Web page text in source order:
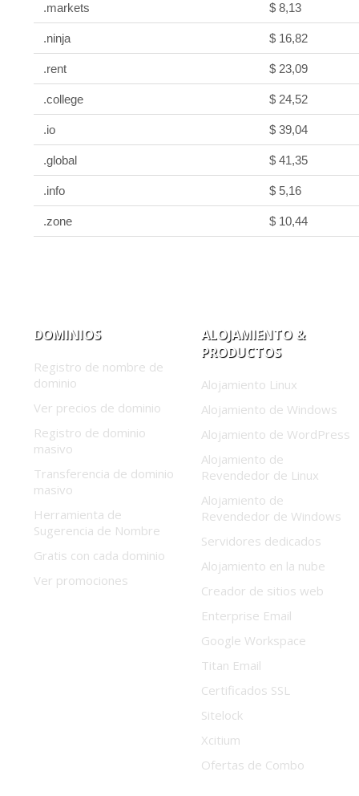
.markets $ 8,13
.ninja $ 16,82
.rent $ 23,09
.college $ 24,52
.io $ 39,04
.global $ 41,35
.info $ 5,16
.zone $ 10,44
DOMINIOS
Registro de nombre de
dominio
Ver precios de dominio
Registro de dominio
masivo
Transferencia de dominio
masivo
Herramienta de
Sugerencia de Nombre
Gratis con cada dominio
Ver promociones
ALOJAMIENTO &
PRODUCTOS
Alojamiento Linux
Alojamiento de Windows
Alojamiento de WordPress
Alojamiento de
Revendedor de Linux
Alojamiento de
Revendedor de Windows
Servidores dedicados
Alojamiento en la nube
Creador de sitios web
Enterprise Email
Google Workspace
Titan Email
Certificados SSL
Sitelock
Xcitium
Ofertas de Combo